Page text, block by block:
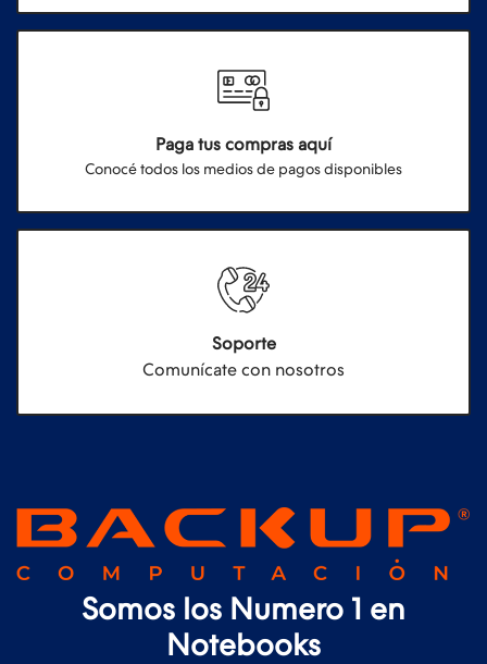
Paga tus compras aquí
Conocé todos los medios de pagos disponibles
Soporte
Comunícate con nosotros
Somos los Numero 1 en
Notebooks